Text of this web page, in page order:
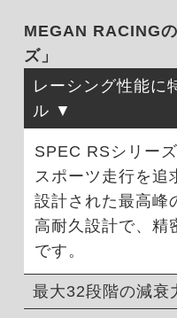
MEGAN RACING
ズ」
レーシング性能に
ル
SPEC RSシリー
スポーツ走行を追
設計された最高峰
高耐久設計で、精
です。
最大32段階の減衰